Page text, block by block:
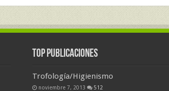
Top Publicaciones
Trofología/Higienismo
noviembre 7, 2013 512